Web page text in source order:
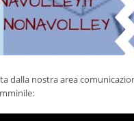
dalla nostra area